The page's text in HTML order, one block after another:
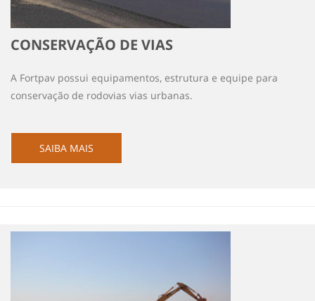
CONSERVAÇÃO DE VIAS
A Fortpav possui equipamentos, estrutura e equipe para
conservação de rodovias vias urbanas.
SAIBA MAIS